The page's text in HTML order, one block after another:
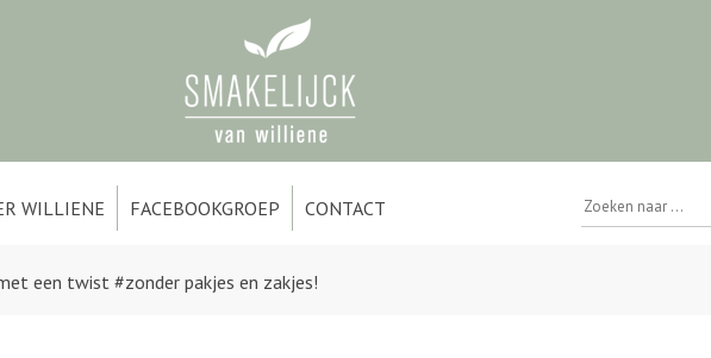
WILLIENE FACEBOOKGROEP CONTACT
een twist #zonder pakjes en zakjes!